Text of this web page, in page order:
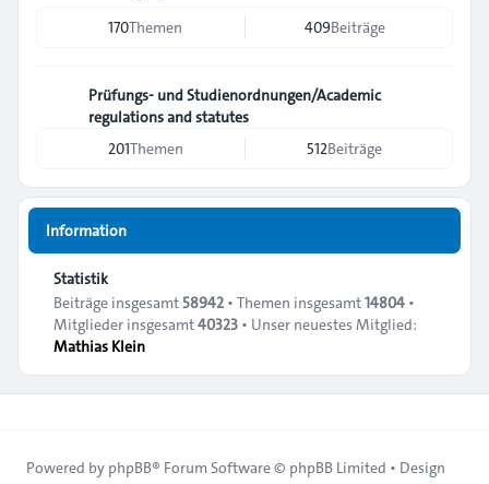
170Themen 409Beiträge
Prüfungs- und Studienordnungen/Academic
regulations and statutes
201Themen 512Beiträge
Information
Statistik
Beiträge insgesamt 58942• Themen insgesamt14804•
Mitglieder insgesamt40323• Unser neuestes Mitglied:
Mathias Klein
Powered by phpBB® Forum Software © phpBB Limited • Design